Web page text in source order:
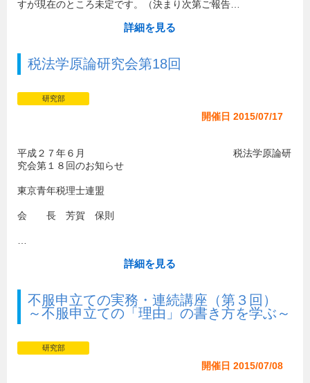
すが現在のところ未定です。（決まり次第ご報告…
詳細を見る
税法学原論研究会第18回
研究部
開催日 2015/07/17
平成２７年６月 税法学原論研
究会第１８回のお知らせ
東京青年税理士連盟
会 長 芳賀 保則
詳細を見る
不服申立ての実務・連続講座（第３回）
～不服申立ての「理由」の書き方を学ぶ～
研究部
開催日 2015/07/08